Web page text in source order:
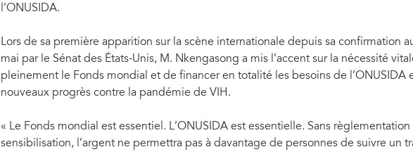
l’ONUSIDA.
Lors de sa première apparition sur la scène internationale depuis sa confirmation
mai par le Sénat des États-Unis, M. Nkengasong a mis l’accent sur la nécessité
pleinement le Fonds mondial et de financer en totalité les besoins de l’ONUSIDA
nouveaux progrès contre la pandémie de VIH.
« Le Fonds mondial est essentiel. L’ONUSIDA est essentielle. Sans
sensibilisation, l’argent ne permettra pas à davantage de personnes de suivre un